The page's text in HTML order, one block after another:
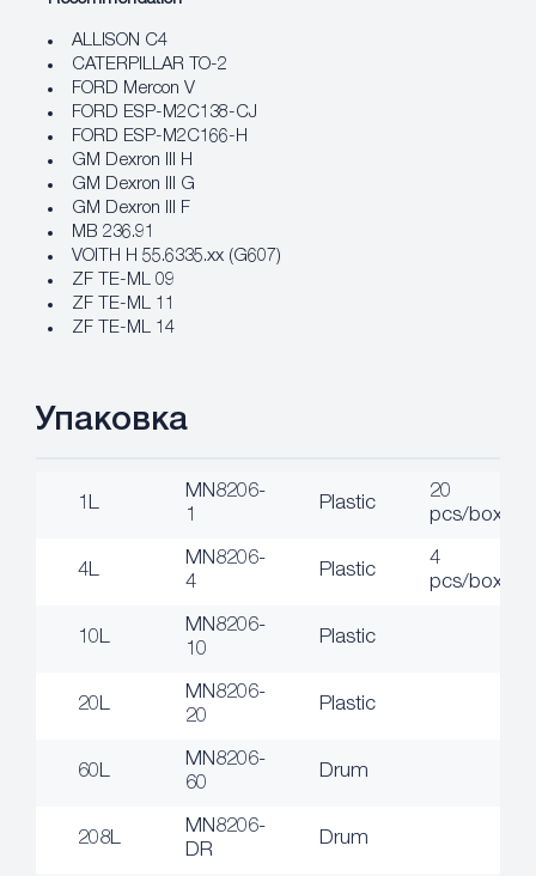
ALLISON C4
CATERPILLAR TO-2
FORD Mercon V
FORD ESP-M2C138-CJ
FORD ESP-M2C166-H
GM Dexron III H
GM Dexron III G
GM Dexron III F
MB 236.91
VOITH H 55.6335.xx (G607)
ZF TE-ML 09
ZF TE-ML 11
ZF TE-ML 14
Упаковка
1L
MN8206-
1
Plastic
20
pcs/box
4L
MN8206-
4
Plastic
4
pcs/box
10L
MN8206-
10
Plastic
20L
MN8206-
20
Plastic
60L
MN8206-
60
Drum
208L
MN8206-
DR
Drum